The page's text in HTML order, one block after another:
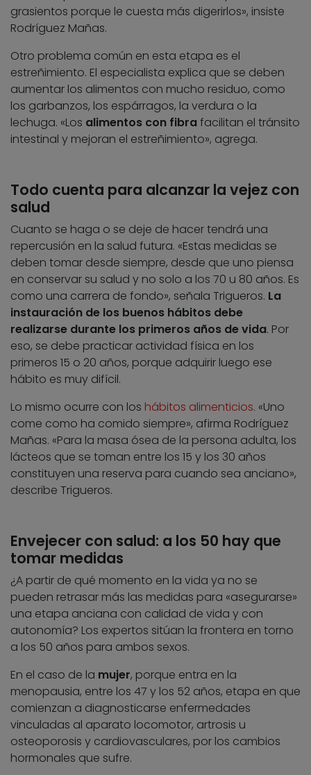
grasientos porque le cuesta más digerirlos», insiste
Rodríguez Mañas.
Otro problema común en esta etapa es el
estreñimiento. El especialista explica que se deben
aumentar los alimentos con mucho residuo, como
los garbanzos, los espárragos, la verdura o la
lechuga. «Los alimentos con fibrafacilitan el tránsito
intestinal y mejoran el estreñimiento», agrega.
Todo cuenta para alcanzar la vejez con
salud
Cuanto se haga o se deje de hacer tendrá una
repercusión en la salud futura. «Estas medidas se
deben tomar desde siempre, desde que uno piensa
en conservar su salud y no solo a los 70 u 80 años. Es
como una carrera de fondo», señala Trigueros. La
instauración de los buenos hábitos debe
realizarse durante los primeros años de vida. Por
eso, se debe practicar actividad física en los
primeros 15 o 20 años, porque adquirir luego ese
hábito es muy difícil.
Lo mismo ocurre con los hábitos alimenticios. «Uno
come como ha comido siempre», afirma Rodríguez
Mañas. «Para la masa ósea de la persona adulta, los
lácteos que se toman entre los 15 y los 30 años
constituyen una reserva para cuando sea anciano»,
describe Trigueros.
Envejecer con salud: a los 50 hay que
tomar medidas
¿A partir de qué momento en la vida ya no se
pueden retrasar más las medidas para «asegurarse»
una etapa anciana con calidad de vida y con
autonomía? Los expertos sitúan la frontera en torno
a los 50 años para ambos sexos.
En el caso de la mujer, porque entra en la
menopausia, entre los 47 y los 52 años, etapa en que
comienzan a diagnosticarse enfermedades
vinculadas al aparato locomotor, artrosis u
osteoporosis y cardiovasculares, por los cambios
hormonales que sufre.